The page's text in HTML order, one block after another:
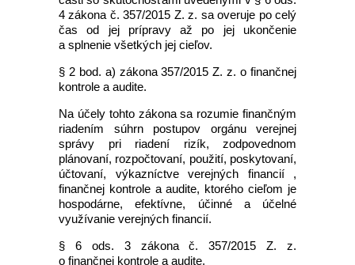
4 zákona č. 357/2015 Z. z. sa overuje po celý
čas od jej prípravy až po jej ukončenie
a splnenie všetkých jej cieľov.
§ 2 bod. a) zákona 357/2015 Z. z. o finančnej
kontrole a audite.
Na účely tohto zákona sa rozumie finančným
riadením súhrn postupov orgánu verejnej
správy pri riadení rizík, zodpovednom
plánovaní, rozpočtovaní, použití, poskytovaní,
účtovaní, výkazníctve verejných financií ,
finančnej kontrole a audite, ktorého cieľom je
hospodárne, efektívne, účinné a účelné
využívanie verejných financií.
§ 6 ods. 3 zákona č. 357/2015 Z. z.
o finančnej kontrole a audite.